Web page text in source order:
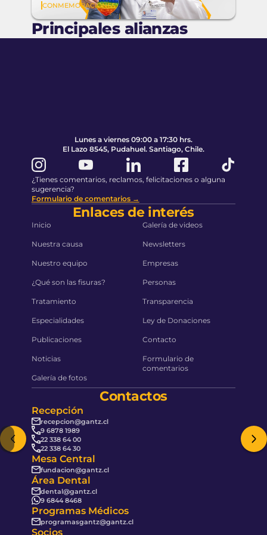
ningún niño en Chile quede sin
tratamiento
CONMEMORACIONES
Principales alianzas
Lunes a viernes 09:00 a 17:30 hrs.
El Lazo 8545, Pudahuel. Santiago, Chile.
¿Tienes comentarios, reclamos, felicitaciones o alguna
sugerencia?
Formulario de comentarios →
Enlaces de interés
Inicio
Nuestra causa
Nuestro equipo
¿Qué son las fisuras?
Tratamiento
Especialidades
Publicaciones
Noticias
Galería de fotos
Galería de videos
Newsletters
Empresas
Personas
Transparencia
Ley de Donaciones
Contacto
Formulario de
comentarios
Contactos
Recepción
recepcion@gantz.cl
9 6878 1989
22 338 64 00
22 338 64 30
Mesa Central
fundacion@gantz.cl
Área Dental
dental@gantz.cl
9 6844 8468
Programas Médicos
programasgantz@gantz.cl
Socios